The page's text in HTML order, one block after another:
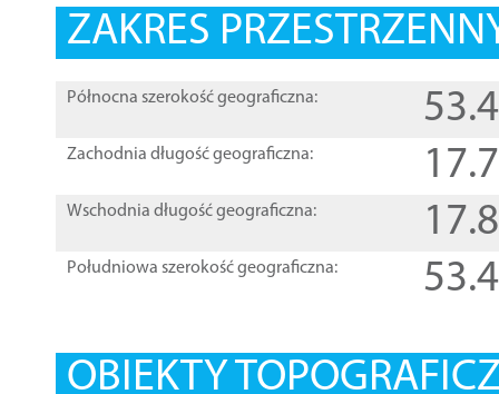
ZAKRES
Północna szerokość geograficzna:
Zachodnia długość geograficzna:
Wschodnia długość geograficzna:
Południowa szerokość geograficzna:
OBIEKTY